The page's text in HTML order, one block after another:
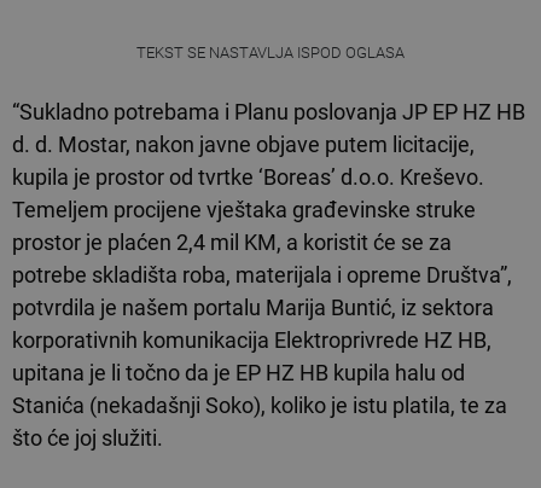
TEKST SE NASTAVLJA ISPOD OGLASA
“Sukladno potrebama i Planu poslovanja JP EP HZ HB
d. d. Mostar, nakon javne objave putem licitacije,
kupila je prostor od tvrtke ‘Boreas’ d.o.o. Kreševo.
Temeljem procijene vještaka građevinske struke
prostor je plaćen 2,4 mil KM, a koristit će se za
potrebe skladišta roba, materijala i opreme Društva”,
potvrdila je našem portalu Marija Buntić, iz sektora
korporativnih komunikacija Elektroprivrede HZ HB,
upitana je li točno da je EP HZ HB kupila halu od
Stanića (nekadašnji Soko), koliko je istu platila, te za
što će joj služiti.